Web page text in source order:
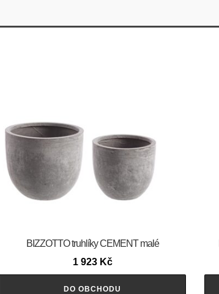
BIZZOTTO truhlíky CEMENT malé
1 923 Kč
DO OBCHODU